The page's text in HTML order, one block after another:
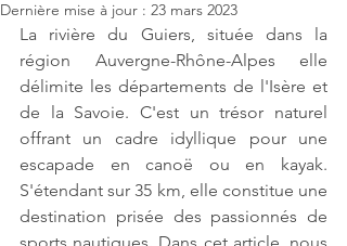
Dernière mise à jour : 23 mars 2023
La rivière du Guiers, située dans la
région Auvergne-Rhône-Alpes elle
délimite les départements de l'Isère et
de la Savoie. C'est un trésor naturel
offrant un cadre idyllique pour une
escapade en canoë ou en kayak.
S'étendant sur 35 km, elle constitue une
destination prisée des passionnés de